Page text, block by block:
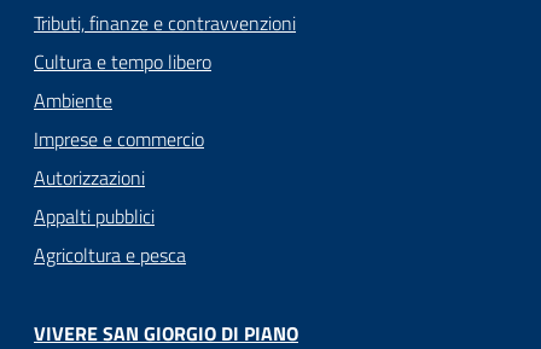
Tributi, finanze e contravvenzioni
Cultura e tempo libero
Ambiente
Imprese e commercio
Autorizzazioni
Appalti pubblici
Agricoltura e pesca
VIVERE SAN GIORGIO DI PIANO